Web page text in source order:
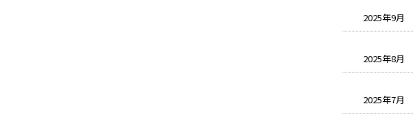
2025年9月
2025年8月
2025年7月